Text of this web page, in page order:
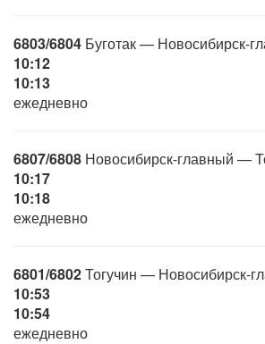
6803/6804 Буготак — Новосибирск-
10:12
10:13
ежедневно
6807/6808 Новосибирск-главный —
10:17
10:18
ежедневно
6801/6802Тогучин — Новосибирск-
10:53
10:54
ежедневно